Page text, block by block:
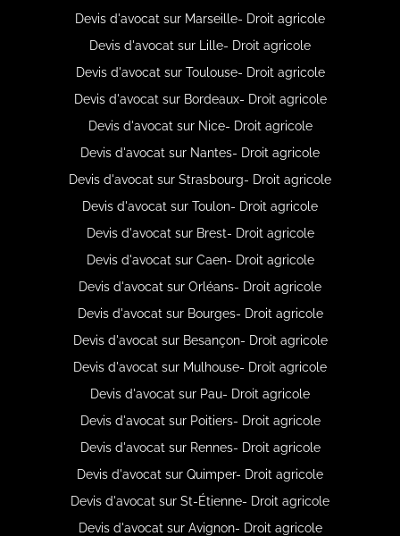
Devis d'avocat sur Marseille- Droit agricole
Devis d'avocat sur Lille- Droit agricole
Devis d'avocat sur Toulouse- Droit agricole
Devis d'avocat sur Bordeaux- Droit agricole
Devis d'avocat sur Nice- Droit agricole
Devis d'avocat sur Nantes- Droit agricole
Devis d'avocat sur Strasbourg- Droit agricole
Devis d'avocat sur Toulon- Droit agricole
Devis d'avocat sur Brest- Droit agricole
Devis d'avocat sur Caen- Droit agricole
Devis d'avocat sur Orléans- Droit agricole
Devis d'avocat sur Bourges- Droit agricole
Devis d'avocat sur Besançon- Droit agricole
Devis d'avocat sur Mulhouse- Droit agricole
Devis d'avocat sur Pau- Droit agricole
Devis d'avocat sur Poitiers- Droit agricole
Devis d'avocat sur Rennes- Droit agricole
Devis d'avocat sur Quimper- Droit agricole
Devis d'avocat sur St-Étienne- Droit agricole
Devis d'avocat sur Avignon- Droit agricole